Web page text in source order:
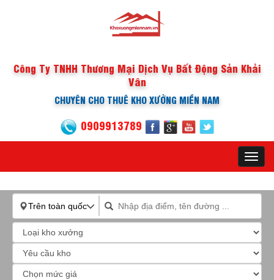
Công Ty TNHH Thương Mại Dịch Vụ Bất Động Sản Khải
Vân
CHUYÊN CHO THUÊ KHO XƯỞNG MIỀN NAM
0909913789
Trên toàn quốc